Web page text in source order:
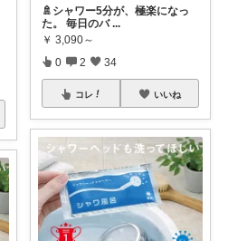
🚿シャワー5分が、極楽になっ
た。 毎日のバ ...
￥ 3,090～
0 2 34
コレ いいね